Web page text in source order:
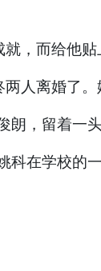
，而给他贴
人离婚了
，留着一头
在学校的